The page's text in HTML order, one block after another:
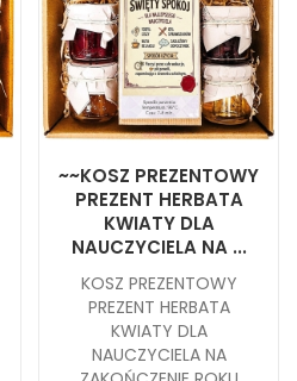
~~KOSZ PREZENTOWY
PREZENT HERBATA
KWIATY DLA
NAUCZYCIELA NA ...
KOSZ PREZENTOWY
PREZENT HERBATA
KWIATY DLA
NAUCZYCIELA NA